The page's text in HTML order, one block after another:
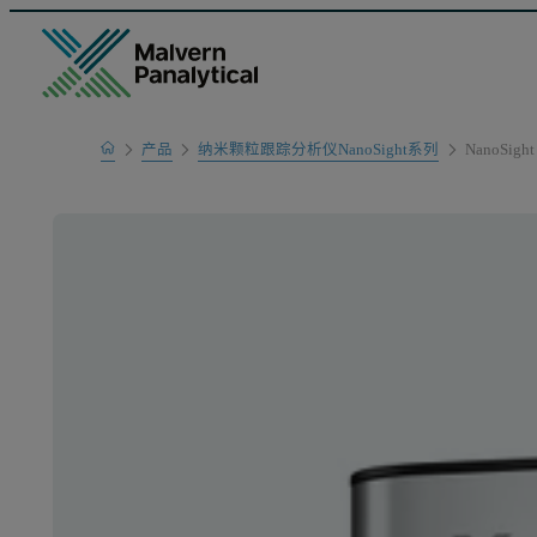
Home产品
产品系列
纳米颗粒跟踪分析仪NanoSight系列 NanoSight